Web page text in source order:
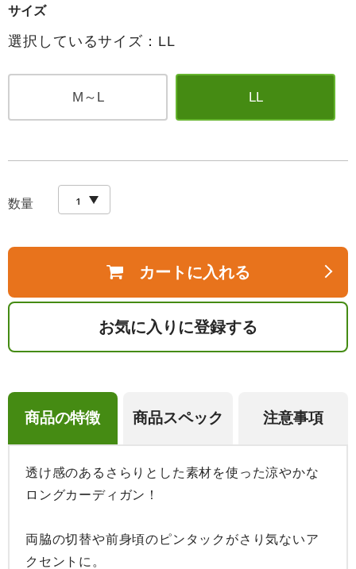
サイズ
選択しているサイズ：LL
M～L LL
数量
カートに入れる
お気に入りに登録する
商品の特徴 商品スペック 注意事項
透け感のあるさらりとした素材を使った涼やかな
ロングカーディガン！
両脇の切替や前身頃のピンタックがさり気ないア
クセントに。